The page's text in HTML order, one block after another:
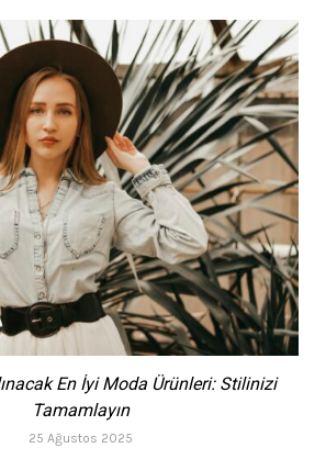
En İyi Moda Ürünleri: Stilinizi
Tamamlayın
25 Ağustos 2025